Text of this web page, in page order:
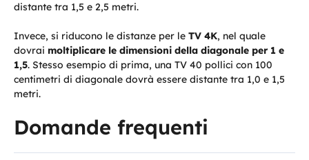
distante tra 1,5 e 2,5 metri.
Invece, si riducono le distanze per le TV 4K, nel quale
dovrai moltiplicare le dimensioni della diagonale per 1 e
1,5. Stesso esempio di prima, una TV 40 pollici con 100
centimetri di diagonale dovrà essere distante tra 1,0 e 1,5
metri.
Domande frequenti